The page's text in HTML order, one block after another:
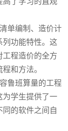
单编制、造价计
功能特性。这
程造价的全方
和方法。
鲁班算量的工程
学生提供了一
的软件之间自